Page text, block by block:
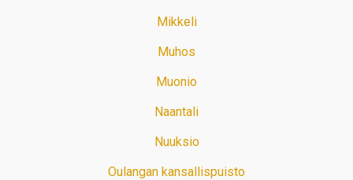
Mikkeli
Muhos
Muonio
Naantali
Nuuksio
Oulangan kansallispuisto